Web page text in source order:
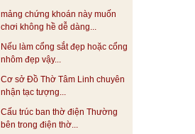
mảng chứng khoán này muốn
chơi không hề dễ dàng...
Nếu làm cổng sắt đẹp hoặc cổng
nhôm đẹp vậy...
Cơ sở Đồ Thờ Tâm Linh chuyên
nhận tạc tượng...
Cấu trúc ban thờ điện Thường
bên trong điện thờ...